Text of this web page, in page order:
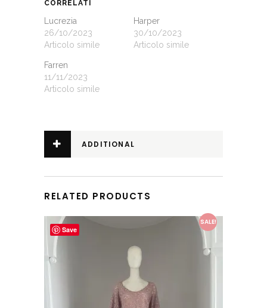
CORRELATI
Lucrezia
26/10/2023
Articolo simile
Harper
30/10/2023
Articolo simile
Farren
11/11/2023
Articolo simile
ADDITIONAL
RELATED PRODUCTS
Save
SALE!
This product has multiple variants. The options may be chosen on the product page